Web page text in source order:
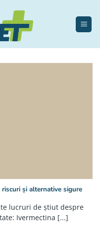
riscuri și alternative sigure
lucruri de știut despre
Ivermectina [...]